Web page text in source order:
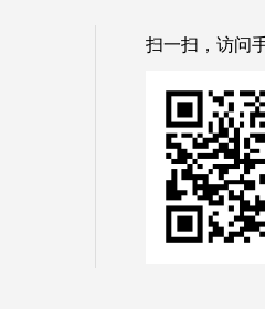
扫一扫，访问